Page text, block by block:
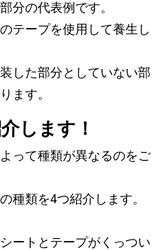
分の代表例です。
テープを使用して養生し
した部分としていない部
ます。
します！
って種類が異なるのをご
種類を4つ紹介します。
ートとテープがくっつい